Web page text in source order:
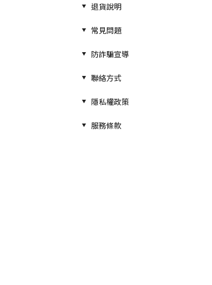
退貨說明
常見問題
防詐騙宣導
聯絡方式
隱私權政策
服務條款